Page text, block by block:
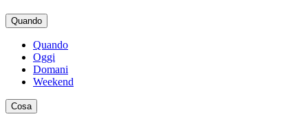
Quando
Quando
Oggi
Domani
Weekend
Cosa